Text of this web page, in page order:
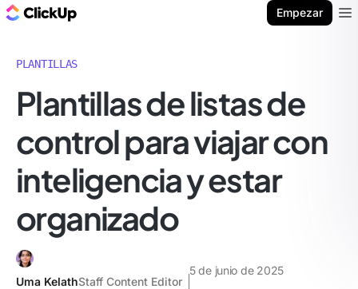
Empezar
PLANTILLAS
Plantillas de listas de
control para viajar con
inteligencia y estar
organizado
Uma KelathStaff Content Editor
5 de junio de 2025